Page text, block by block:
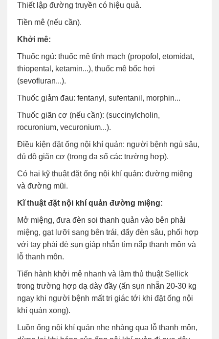
Thiết lập đường truyền có hiệu quả.
Tiền mê (nếu cần).
Khởi mê:
Thuốc ngủ: thuốc mê tĩnh mạch (propofol, etomidat,
thiopental, ketamin...), thuốc mê bốc hơi
(sevofluran...).
Thuốc giảm đau: fentanyl, sufentanil, morphin...
Thuốc giãn cơ (nếu cần): (succinylcholin,
rocuronium, vecuronium...).
Điều kiện đặt ống nội khí quản: người bệnh ngủ sâu,
đủ độ giãn cơ (trong đa số các trường hợp).
Có hai kỹ thuật đặt ống nội khí quản: đường miệng
và đường mũi.
Kĩ thuật đặt nội khí quản đường miệng:
Mở miệng, đưa đèn soi thanh quản vào bên phải
miệng, gạt lưỡi sang bên trái, đẩy đèn sâu, phối hợp
với tay phải đè sụn giáp nhẫn tìm nắp thanh môn và
lỗ thanh môn.
Tiến hành khởi mê nhanh và làm thủ thuật Sellick
trong trường hợp dạ dày đầy (ấn sụn nhẫn 20-30 kg
ngay khi người bệnh mất tri giác tới khi đặt ống nội
khí quản xong).
Luồn ống nội khí quản nhẹ nhàng qua lỗ thanh môn,